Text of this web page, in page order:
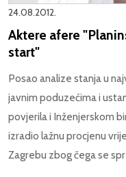
24.08.2012.
Aktere afere
start"
Posao analize stanja u
javnim poduzećima i
povjerila i Inženjerskom
izradio lažnu procjenu
Zagrebu zbog čega se